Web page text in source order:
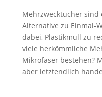
Mehrzwecktücher
Alternative zu Einmal-
dabei, Plastikmüll zu
viele herkömmliche
Mikrofaser bestehen?
aber letztendlich